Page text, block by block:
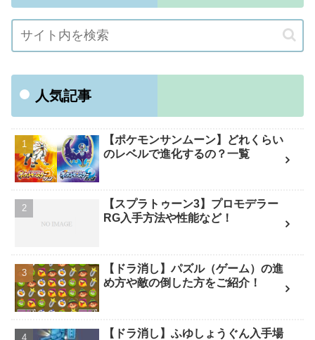
人気記事
【ポケモンサンムーン】どれくらい
のレベルで進化するの？一覧
【スプラトゥーン3】プロモデラー
RG入手方法や性能など！
【ドラ消し】パズル（ゲーム）の進
め方や敵の倒した方をご紹介！
【ドラ消し】ふゆしょうぐん入手場